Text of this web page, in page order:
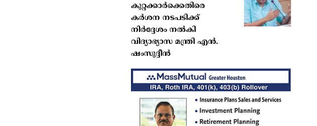
കുറ്റക്കാർക്കെതിരെ
കർശന നടപടിക്ക്
നിർദ്ദേശം നൽകി
വിദ്യാഭ്യാസ മന്ത്രി എൻ.
ഷംസുദ്ദീൻ